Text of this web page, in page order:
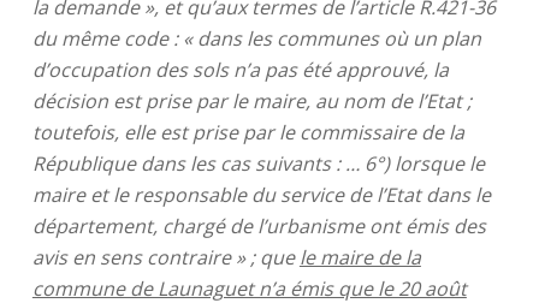
la demande », et qu’aux termes de l’article R.421-36
du même code : « dans les communes où un plan
d’occupation des sols n’a pas été approuvé, la
décision est prise par le maire, au nom de l’Etat ;
toutefois, elle est prise par le commissaire de la
République dans les cas suivants : … 6°) lorsque le
maire et le responsable du service de l’Etat dans le
département, chargé de l’urbanisme ont émis des
avis en sens contraire » ; quele maire de la
commune de Launaguet n’a émis que le 20 août